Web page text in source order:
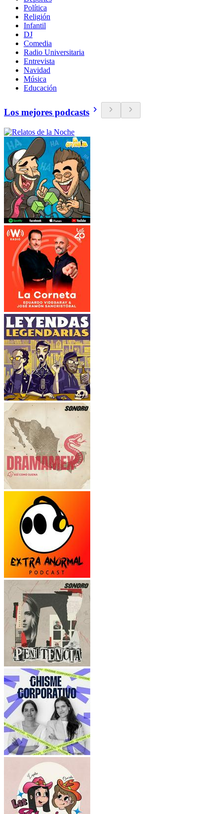
Política
Religión
Infantil
DJ
Comedia
Radio Universitaria
Entrevista
Navidad
Música
Educación
Los mejores podcasts